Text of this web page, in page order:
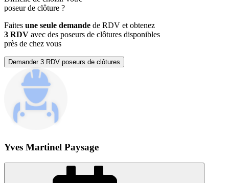
poseur de clôture ?
Faites une seule demande de RDV et obtenez
3 RDV avec des poseurs de clôtures disponibles
près de chez vous
Demander 3 RDV poseurs de clôtures
Yves Martinel Paysage